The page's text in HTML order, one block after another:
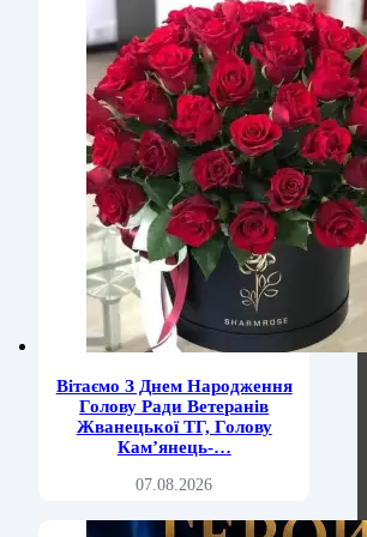
Вітаємо З Днем Народження
Голову Ради Ветеранів
Жванецької ТГ, Голову
Кам’янець-…
07.08.2026